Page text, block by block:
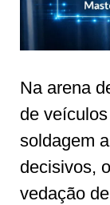
Na arena
de
soldagem
decisivos,
vedação